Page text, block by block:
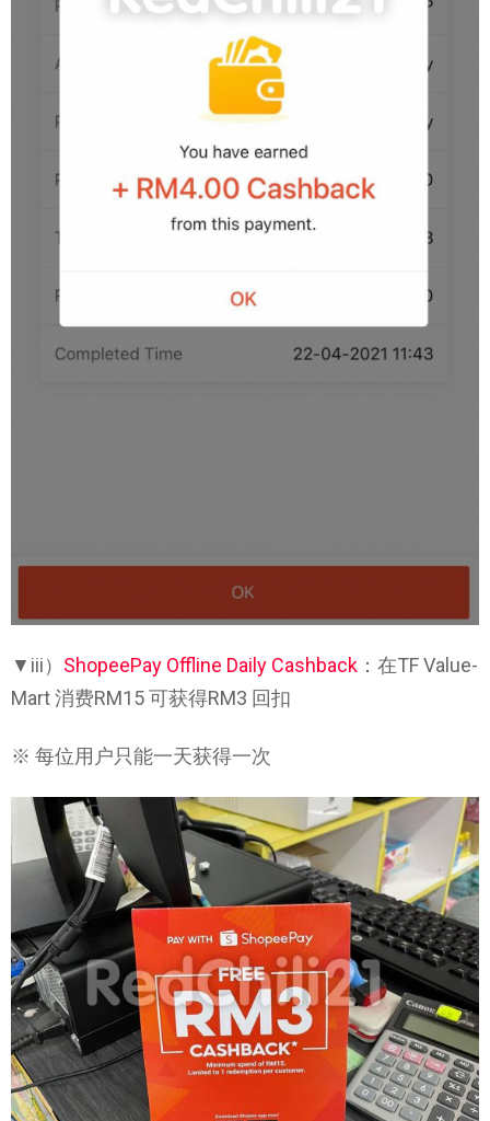
▼iii） ShopeePay Offline Daily Cashback ：在TF Value-
Mart 消费RM15 可获得RM3 回扣
※ 每位用户只能一天获得一次